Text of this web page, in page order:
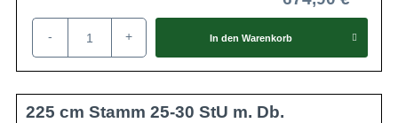
- + In den Warenkorb
225 cm Stamm 25-30 StU m. Db.